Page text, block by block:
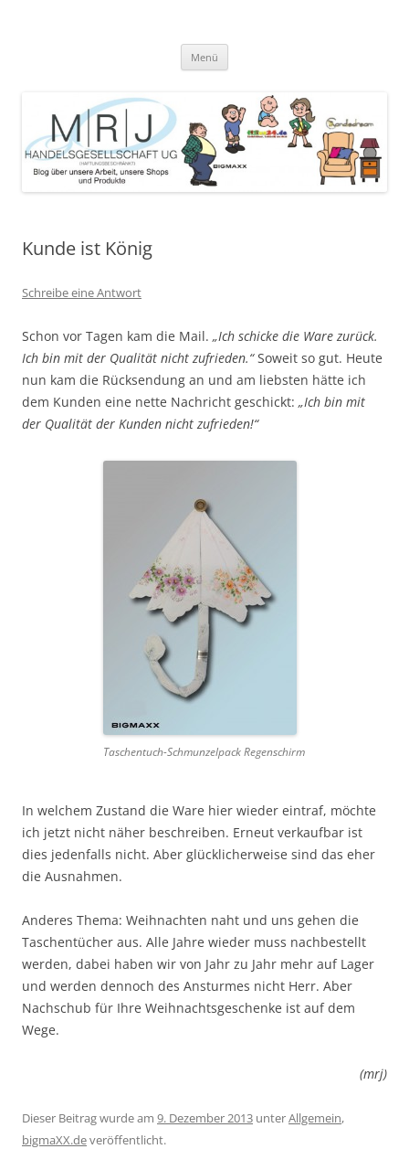
angebotene Produkte
Menü
Kunde ist König
Schreibe eine Antwort
Schon vor Tagen kam die Mail. „Ich schicke die Ware zurück.
Ich bin mit der Qualität nicht zufrieden.“Soweit so gut. Heute
nun kam die Rücksendung an und am liebsten hätte ich
dem Kunden eine nette Nachricht geschickt: „Ich bin mit
der Qualität der Kunden nicht zufrieden!“
Taschentuch-Schmunzelpack Regenschirm
In welchem Zustand die Ware hier wieder eintraf, möchte
ich jetzt nicht näher beschreiben. Erneut verkaufbar ist
dies jedenfalls nicht. Aber glücklicherweise sind das eher
die Ausnahmen.
Anderes Thema: Weihnachten naht und uns gehen die
Taschentücher aus. Alle Jahre wieder muss nachbestellt
werden, dabei haben wir von Jahr zu Jahr mehr auf Lager
und werden dennoch des Ansturmes nicht Herr. Aber
Nachschub für Ihre Weihnachtsgeschenke ist auf dem
Wege.
(mrj)
Dieser Beitrag wurde am 9. Dezember 2013 unterAllgemein,
bigmaXX.deveröffentlicht.